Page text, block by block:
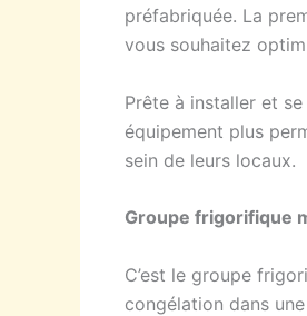
préfabriquée. La
vous souhaitez
Prête à installer et
équipement plus
sein de leurs locaux.
Groupe frigorifique
C’est le groupe
congélation dans